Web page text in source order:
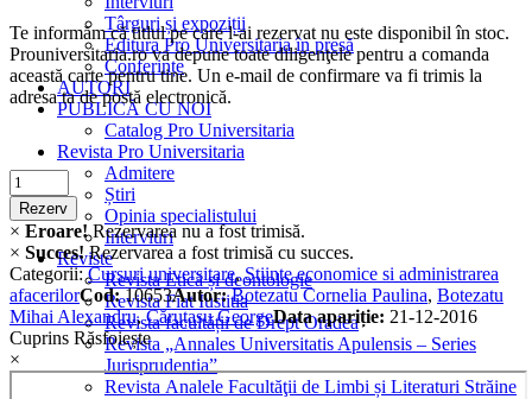
Târguri și expoziții
Editura Pro Universitaria în presă
Conferințe
AUTORI
PUBLICĂ CU NOI
Catalog Pro Universitaria
Revista Pro Universitaria
Admitere
Știri
Opinia specialistului
Interviuri
Reviste
Revista Etică și deontologie
Revista Fiat Iustitia
Revista facultății de Drept Oradea
Revista „Annales Universitatis Apulensis – Series
Jurisprudentia”
Revista Analele Facultăţii de Limbi și Literaturi Străine
Te informăm că titlul pe care l-ai rezervat nu este disponibil în stoc.
Prouniversitaria.ro va depune toate diligenţele pentru a comanda
această carte pentru tine. Un e-mail de confirmare va fi trimis la
adresa ta de postă electronică.
Criminalistica
quantity
Rezerv
× Eroare!Rezervarea nu a fost trimisă.
× Succes!Rezervarea a fost trimisă cu succes.
Categorii:Cursuri universitare,Stiinte economice si administrarea
afacerilorCod:10653Autor: Botezatu Cornelia Paulina, Botezatu
Mihai Alexandru,Căruțașu GeorgeData apariție: 21-12-2016
Cuprins Răsfoiește
×